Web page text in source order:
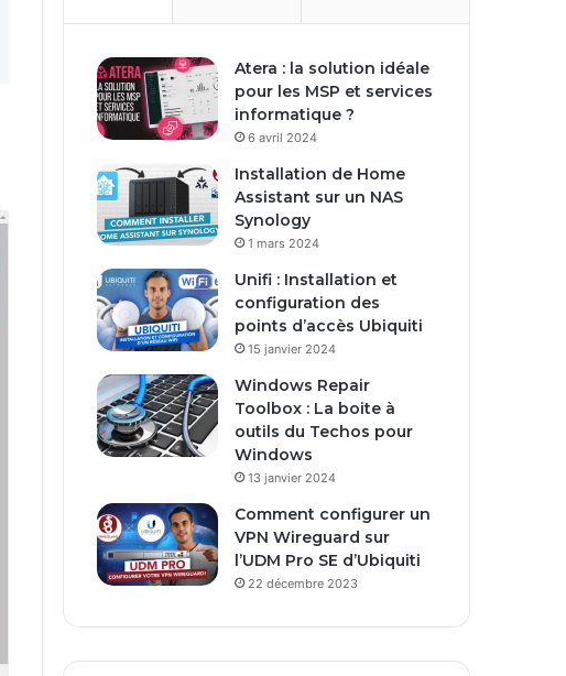
Atera : la solution idéale
pour les MSP et services
informatique ?
6 avril 2024
Installation de Home
Assistant sur un NAS
Synology
1 mars 2024
Unifi : Installation et
configuration des
points d’accès Ubiquiti
15 janvier 2024
Windows Repair
Toolbox : La boite à
outils du Techos pour
Windows
13 janvier 2024
Comment configurer un
VPN Wireguard sur
l’UDM Pro SE d’Ubiquiti
22 décembre 2023